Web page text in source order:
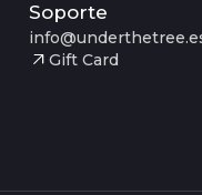
Soporte
Gift Card